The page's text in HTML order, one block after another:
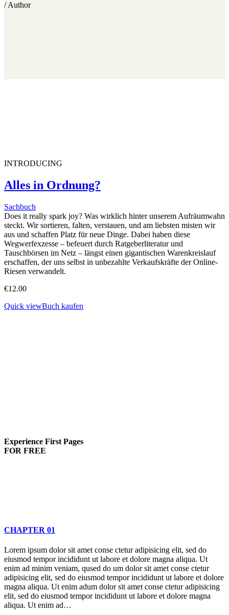
/ Author
INTRODUCING
Alles in Ordnung?
Sachbuch
Does it really spark joy? Was wirklich hinter unserem Aufräumwahn
steckt. Wir sortieren, falten, verstauen, und am liebsten misten wir
aus und schaffen Platz für neue Dinge. Dabei haben diese
Wegwerfexzesse – befeuert durch Ratgeberliteratur und
Tauschbörsen im Netz – längst einen gigantischen Warenkreislauf
erschaffen, der uns selbst in unbezahlte Verkaufskräfte der Online-
Riesen verwandelt.
€12.00
Quick viewBuch kaufen
Experience First Pages
FOR FREE
CHAPTER 01
Lorem ipsum dolor sit amet conse ctetur adipisicing elit, sed do
eiusmod tempor incididunt ut labore et dolore magna aliqua. Ut
enim ad minim veniam, qused do um dolor sit amet conse ctetur
adipisicing elit, sed do eiusmod tempor incididunt ut labore et dolore
magna aliqua. Ut enim adum dolor sit amet conse ctetur adipisicing
elit, sed do eiusmod tempor incididunt ut labore et dolore magna
aliqua. Ut enim ad…